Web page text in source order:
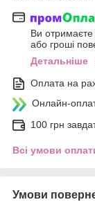
Ви
або гроші
Детальніше
Оплата на
Онлайн-
100 грн
Всі умови
Умови